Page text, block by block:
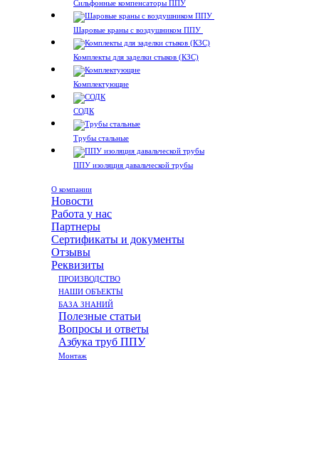
Сильфонные компенсаторы ППУ
Шаровые краны с воздушником ППУ
Комплекты для заделки стыков (КЗС)
Комплектующие
СОДК
Трубы стальные
ППУ изоляция давальческой трубы
О компании
Новости
Работа у нас
Партнеры
Сертификаты и документы
Отзывы
Реквизиты
ПРОИЗВОДСТВО
НАШИ ОБЪЕКТЫ
БАЗА ЗНАНИЙ
Полезные статьи
Вопросы и ответы
Азбука труб ППУ
Монтаж